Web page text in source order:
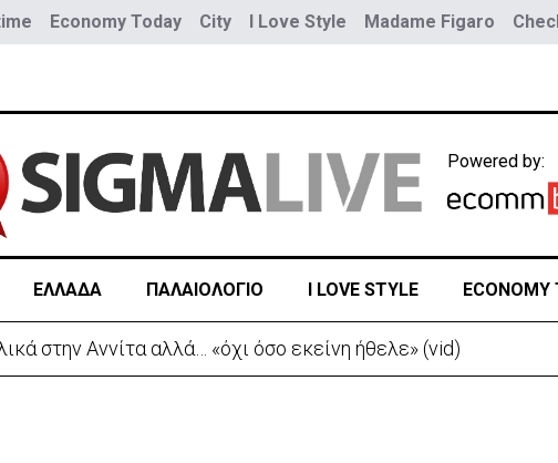
Economy Today City I Love Style Madame Figaro
Powered by:
ΕΛΛΑΔΑ ΠΑΛΑΙΟΛΟΓΙΟ I LOVE STYLE ECONOMY
Νέα προειδοποίηση για εξαιρετικά υψηλές θερμοκρασίες